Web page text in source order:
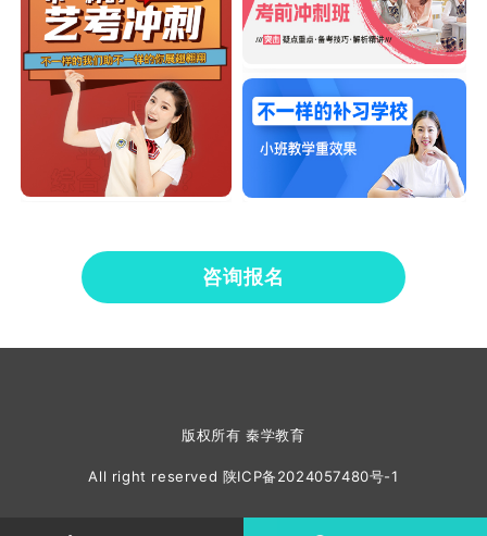
咨询报名
版权所有 秦学教育
All right reserved 陕ICP备2024057480号-1